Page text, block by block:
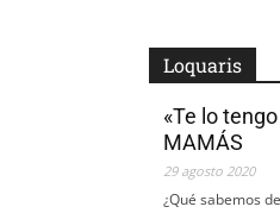
Loquaris
«Te lo
MAMÁS
29 agosto 2020
¿Qué sabemos